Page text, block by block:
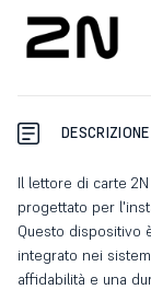
DESCRIZIONE
Il lettore di carte 2N
progettato per
Questo dispositivo
integrato nei
affidabilità e una